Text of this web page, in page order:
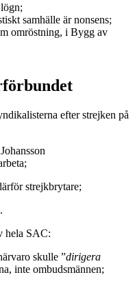
samhälle är nonsens;
omröstning, i Bygg av
efter strejken på
strejkbrytare;
hela SAC:
skulle ”dirigera
inte ombudsmännen;